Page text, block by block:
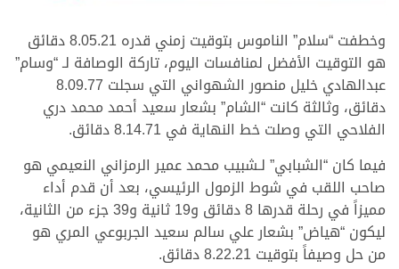
وخطفت “سلام” الناموس بتوقيت زمني قدره 8.05.21 دقائق
هو التوقيت الأفضل لمنافسات اليوم، تاركة الوصافة لـ “وسام”
عبدالهادي خليل منصور الشهواني التي سجلت 8.09.77
دقائق، وثالثة كانت “الشام” بشعار سعيد أحمد محمد دري
الفلاحي التي وصلت خط النهاية في 8.14.71 دقائق.
فيما كان “الشبابي” لـشبيب محمد عمير الرمزاني النعيمي هو
صاحب اللقب في شوط الزمول الرئيسي، بعد أن قدم أداء
مميزاً في رحلة قدرها 8 دقائق و19 ثانية و39 جزء من الثانية،
ليكون “هياض” بشعار علي سالم سعيد الجربوعي المري هو
من حل وصيفاً بتوقيت 8.22.21 دقائق.